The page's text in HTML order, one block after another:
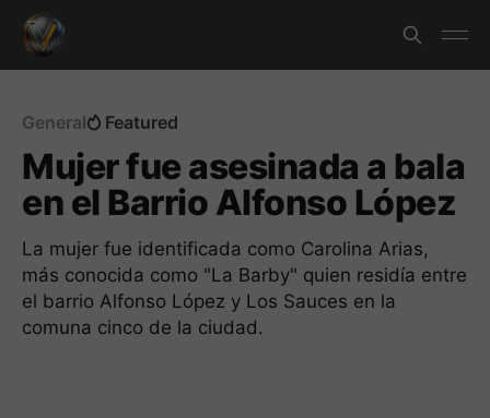
General Featured
Mujer fue asesinada a bala
en el Barrio Alfonso López
La mujer fue identificada como Carolina Arias,
más conocida como "La Barby" quien residía entre
el barrio Alfonso López y Los Sauces en la
comuna cinco de la ciudad.